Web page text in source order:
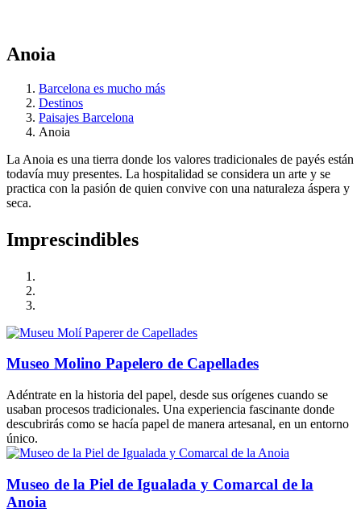
Anoia
Barcelona es mucho más
Destinos
Paisajes Barcelona
Anoia
La Anoia es una tierra donde los valores tradicionales de payés están
todavía muy presentes. La hospitalidad se considera un arte y se
practica con la pasión de quien convive con una naturaleza áspera y
seca.
Imprescindibles
Museo Molino Papelero de Capellades
Adéntrate en la historia del papel, desde sus orígenes cuando se
usaban procesos tradicionales. Una experiencia fascinante donde
descubrirás como se hacía papel de manera artesanal, en un entorno
único.
Museo de la Piel de Igualada y Comarcal de la
Anoia